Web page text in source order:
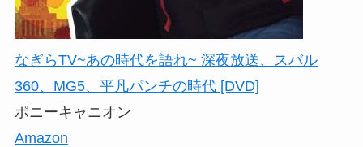
なぎらTV~あの時代を語れ~ 深夜放送、スバル
360、MG5、平凡パンチの時代 [DVD]
ポニーキャニオン
Amazon